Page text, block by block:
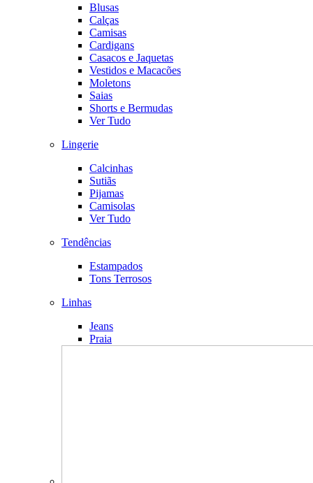
Blusas
Calças
Camisas
Cardigans
Casacos e Jaquetas
Vestidos e Macacões
Moletons
Saias
Shorts e Bermudas
Ver Tudo
Lingerie
Calcinhas
Sutiãs
Pijamas
Camisolas
Ver Tudo
Tendências
Estampados
Tons Terrosos
Linhas
Jeans
Praia